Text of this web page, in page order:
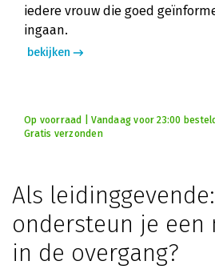
iedere vrouw die goed
ingaan.
bekijken
Op voorraad | Vandaag voor 23:00
Gratis verzonden
Als
ondersteun je een
in de overgang?